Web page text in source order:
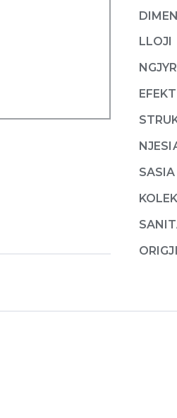
Black
Metal
PVD
LLOJI
SASIA